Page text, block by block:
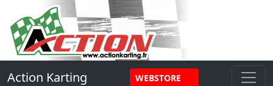
Panneau de gestion des cookies
Action Karting WEBSTORE